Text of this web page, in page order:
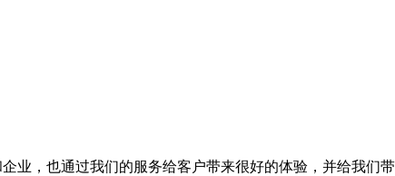
业，也通过我们的服务给客户带来很好的体验，并给我们